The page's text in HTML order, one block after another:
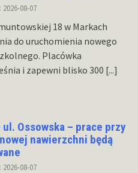
08-07
18 w Markach
do uruchomienia nowego
Placówka
i zapewni blisko 300 [...]
Ossowska – prace przy
nawierzchni będą
08-07